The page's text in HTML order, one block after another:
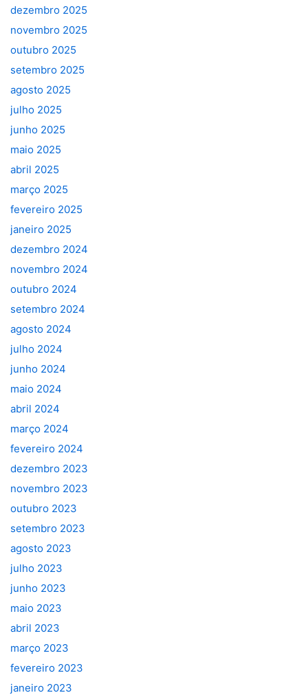
dezembro 2025
novembro 2025
outubro 2025
setembro 2025
agosto 2025
julho 2025
junho 2025
maio 2025
abril 2025
março 2025
fevereiro 2025
janeiro 2025
dezembro 2024
novembro 2024
outubro 2024
setembro 2024
agosto 2024
julho 2024
junho 2024
maio 2024
abril 2024
março 2024
fevereiro 2024
dezembro 2023
novembro 2023
outubro 2023
setembro 2023
agosto 2023
julho 2023
junho 2023
maio 2023
abril 2023
março 2023
fevereiro 2023
janeiro 2023